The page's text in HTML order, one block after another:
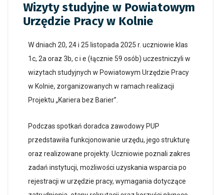
Wizyty studyjne w Powiatowym
Urzędzie Pracy w Kolnie
W dniach 20, 24 i 25 listopada 2025 r. uczniowie klas
1c, 2a oraz 3b, c i e (łącznie 59 osób) uczestniczyli w
wizytach studyjnych w Powiatowym Urzędzie Pracy
w Kolnie, zorganizowanych w ramach realizacji
Projektu „Kariera bez Barier”.
Podczas spotkań doradca zawodowy PUP
przedstawiła funkcjonowanie urzędu, jego strukturę
oraz realizowane projekty. Uczniowie poznali zakres
zadań instytucji, możliwości uzyskania wsparcia po
rejestracji w urzędzie pracy, wymagania dotyczące